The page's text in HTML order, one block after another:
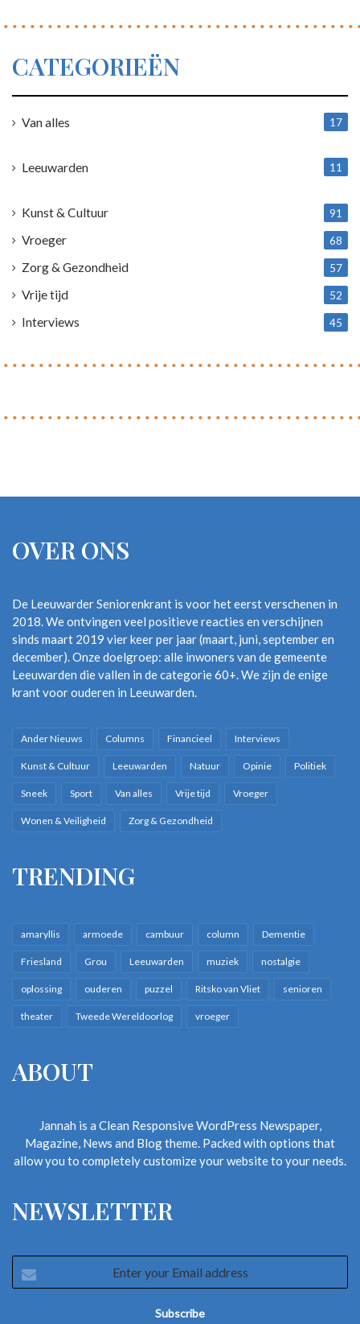
CATEGORIEËN
Van alles
17
Leeuwarden
11
Kunst & Cultuur 91
Vroeger 68
Zorg & Gezondheid 57
Vrije tijd 52
Interviews 45
OVER ONS
De Leeuwarder Seniorenkrant is voor het eerst verschenen in
2018. We ontvingen veel positieve reacties en verschijnen
sinds maart 2019 vier keer per jaar (maart, juni, september en
december). Onze doelgroep: alle inwoners van de gemeente
Leeuwarden die vallen in de categorie 60+. We zijn de enige
krant voor ouderen in Leeuwarden.
Ander Nieuws Columns Financieel Interviews
Kunst & Cultuur Leeuwarden Natuur Opinie Politiek
Sneek Sport Van alles Vrije tijd Vroeger
Wonen & Veiligheid Zorg & Gezondheid
TRENDING
amaryllis armoede cambuur column Dementie
Friesland Grou Leeuwarden muziek nostalgie
oplossing ouderen puzzel Ritsko van Vliet senioren
theater Tweede Wereldoorlog vroeger
ABOUT
Jannah is a Clean Responsive WordPress Newspaper,
Magazine, News and Blog theme. Packed with options that
allow you to completely customize your website to your needs.
NEWSLETTER
your